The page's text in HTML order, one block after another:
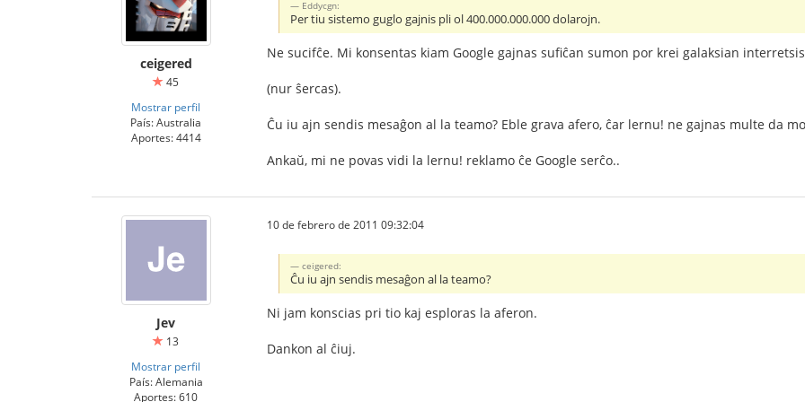
ceigered
45
Mostrar perfil
País: Australia
Aportes: 4414
Eddycgn:
Per tiu sistemo guglo gajnis pli ol 400.000.000.000 dolarojn.
Ne sucifĉe. Mi konsentas kiam Google gajnas sufiĉan sumon por krei galaksian
(nur ŝercas).
Ĉu iu ajn sendis mesaĝon al la teamo? Eble grava afero, ĉar lernu! ne gajnas multe da
Ankaŭ, mi ne povas vidi la lernu! reklamo ĉe Google serĉo..
Jev
13
Mostrar perfil
País: Alemania
Aportes: 610
10 de febrero de 2011 09:32:04
ceigered:
Ĉu iu ajn sendis mesaĝon al la teamo?
Ni jam konscias pri tio kaj esploras la aferon.
Dankon al ĉiuj.